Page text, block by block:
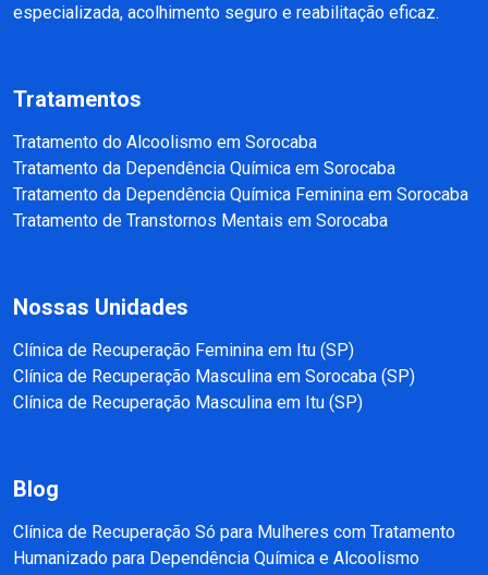
especializada, acolhimento seguro e reabilitação eficaz.
Tratamentos
Tratamento do Alcoolismo em Sorocaba
Tratamento da Dependência Química em Sorocaba
Tratamento da Dependência Química Feminina em Sorocaba
Tratamento de Transtornos Mentais em Sorocaba
Nossas Unidades
Clínica de Recuperação Feminina em Itu (SP)
Clínica de Recuperação Masculina em Sorocaba (SP)
Clínica de Recuperação Masculina em Itu (SP)
Blog
Clínica de Recuperação Só para Mulheres com Tratamento
Humanizado para Dependência Química e Alcoolismo